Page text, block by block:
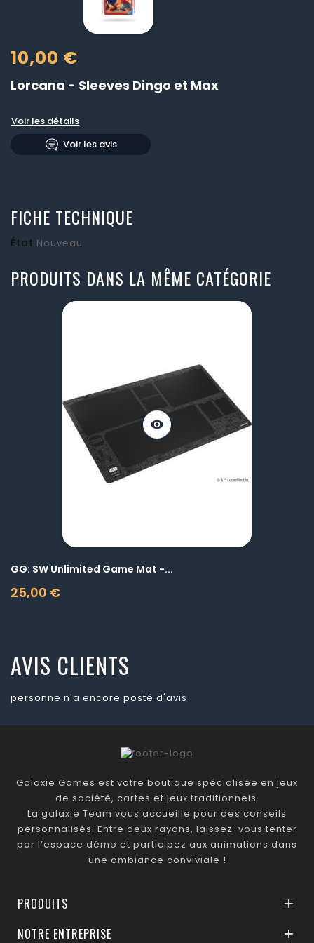
10,00 €
Lorcana - Sleeves Dingo et Max
Voir les détails
Voir les avis
FICHE TECHNIQUE
État Nouveau
PRODUITS DANS LA MÊME CATÉGORIE
visibility
GG: SW Unlimited Game Mat -...
25,00 €
Prix
AVIS CLIENTS
personne n'a encore posté d'avis
Galaxie Games est votre boutique spécialisée en jeux
de société, cartes et jeux traditionnels.
La galaxie Team vous accueille pour des conseils
personnalisés. Entre deux rayons, laissez-vous tenter
par l’espace démo et participez aux animations dans
une ambiance conviviale !
PRODUITS 
NOTRE ENTREPRISE 